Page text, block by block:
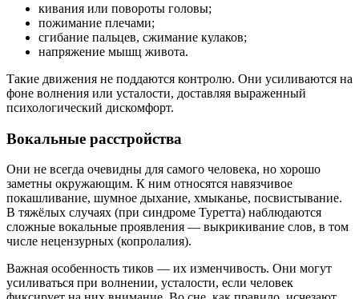
кивания или повороты головы;
пожимание плечами;
сгибание пальцев, сжимание кулаков;
напряжение мышц живота.
Такие движения не поддаются контролю. Они усиливаются на
фоне волнения или усталости, доставляя выраженный
психологический дискомфорт.
Вокальные расстройства
Они не всегда очевидны для самого человека, но хорошо
заметны окружающим. К ним относятся навязчивое
покашливание, шумное дыхание, хмыканье, посвистывание.
В тяжёлых случаях (при синдроме Туретта) наблюдаются
сложные вокальные проявления — выкрикивание слов, в том
числе нецензурных (копролалия).
Важная особенность тиков — их изменчивость. Они могут
усиливаться при волнении, усталости, если человек